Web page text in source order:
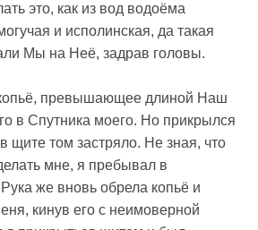
это, как из вод водоёма
и исполинская, да такая
Мы на Неё, задрав головы.
превышающее длиной Наш
в Спутника моего. Но прикрылся
щите том застряло. Не зная, что
мне, я пребывал в
же вновь обрела копьё и
кинув его с неимоверной